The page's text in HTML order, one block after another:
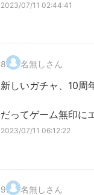
2023/07/11 02:44:41
8. 名無しさん
新しいガチャ、10周
だってゲーム無印に
2023/07/11 06:12:22
9. 名無しさん